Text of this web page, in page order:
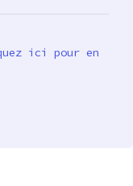
ici pour en